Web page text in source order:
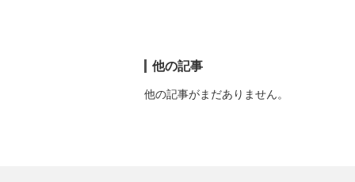
他の記事
他の記事がまだありません。